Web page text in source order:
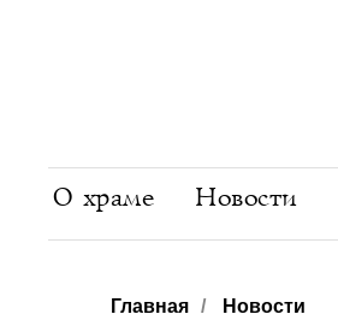
О храме Новости
Главная / Новости